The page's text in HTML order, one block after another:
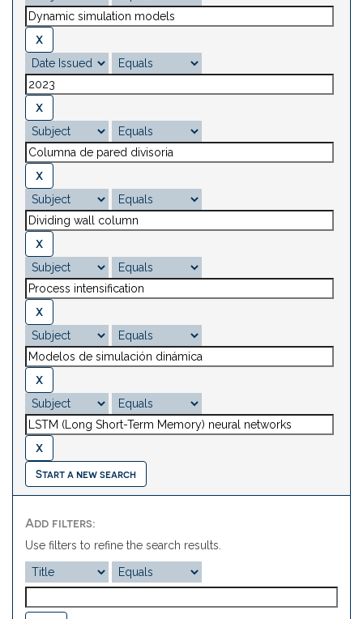
Start a new search
Add filters:
Use filters to refine the search results.